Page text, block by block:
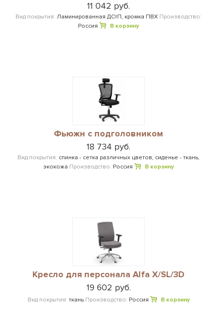
11 042 руб.
Вид покрытия: Ламинированная ДСтП, кромка ПВХ Производство:
Россия
В корзину
Фьюжн с подголовником
18 734 руб.
Вид покрытия: спинка - сетка различных цветов, сиденье - ткань,
экокожа Производство: Россия В корзину
Кресло для персонала Alfa X/SL/3D
19 602 руб.
Вид покрытия: тканьПроизводство: Россия В корзину